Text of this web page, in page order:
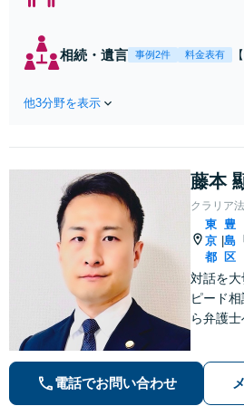
相続・遺言 事例2件 料金表有
他3分野を表示
藤本
クラリア
東
京
都
|
豊
島
区
対話を
ピード
ら弁護
婚など
く支援
電話でお問い合わせ